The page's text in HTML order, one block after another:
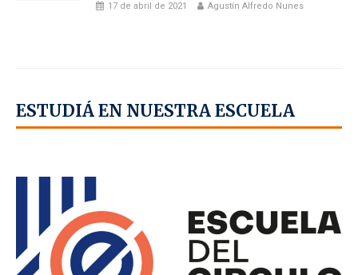
17 de abril de 2021 Agustín Alfredo Nunes
ESTUDIÁ EN NUESTRA ESCUELA